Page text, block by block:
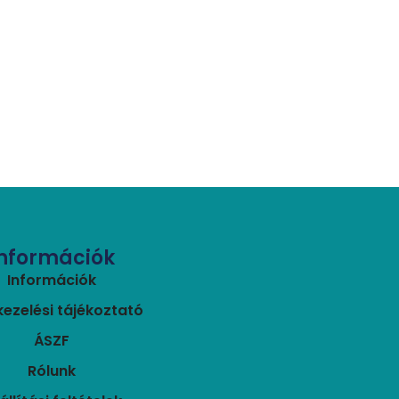
Információk
tájékoztató
ÁSZF
Rólunk